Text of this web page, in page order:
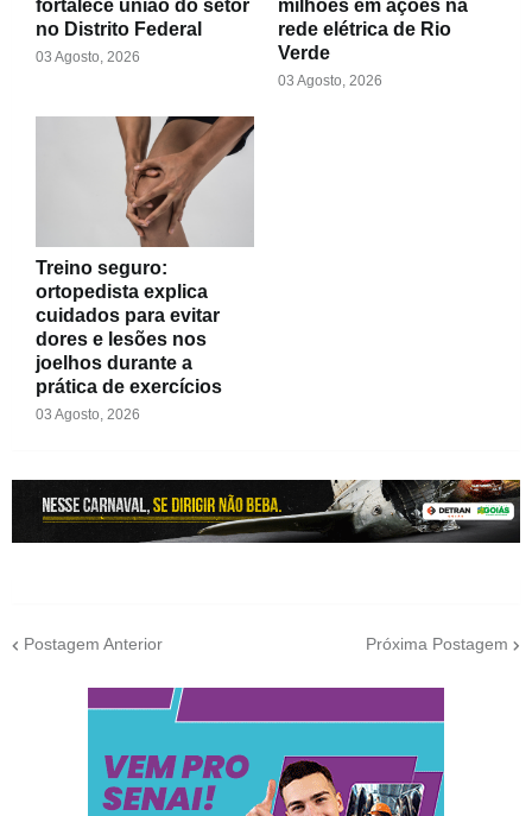
fortalece união do setor
no Distrito Federal
03 Agosto, 2026
milhões em ações na
rede elétrica de Rio
Verde
03 Agosto, 2026
Treino seguro:
ortopedista explica
cuidados para evitar
dores e lesões nos
joelhos durante a
prática de exercícios
03 Agosto, 2026
Postagem Anterior Próxima Postagem